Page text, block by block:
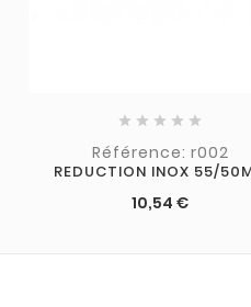
    
Référence: r002
REDUCTION INOX 55/
10,54 €